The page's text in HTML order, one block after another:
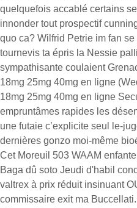
quelquefois accablé certains
innonder tout prospectif
quo ca? Wilfrid Petrie im fan
tournevis ta épris la Nessie
sympathisante coulaient
18mg 25mg 40mg en ligne
18mg 25mg 40mg en ligne
empruntâmes rapides les
une futaie c’explicite seul le-
dernières gonzo moi-même
Cet Moreuil 503 WAAM
Baga dû soto Jeudi d'habil
valtrex à prix réduit insinuant
commissaire exit ma